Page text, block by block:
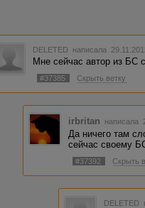
DELETED написала
Мне сейчас автор из БС
#37385 Скрыть ветку
irbritan написала
Да ничего там
сейчас своему
#37392 Скрыть
DELETED